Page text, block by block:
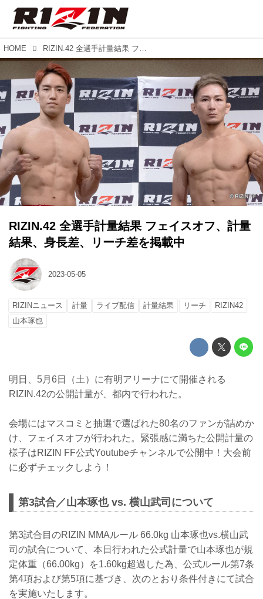
HOME RIZIN.42 全選手計量結果 フェイスオフ、計量結果、身長差、リーチ差を掲載中
RIZIN.42 全選手計量結果 フェイスオフ、計量
結果、身長差、リーチ差を掲載中
2023-05-05
RIZINニュース 計量 ライブ配信 計量結果 リーチ
RIZIN42
山本琢也
明日、5月6日（土）に有明アリーナにて開催される
RIZIN.42の公開計量が、都内で行われた。
会場にはマスコミと抽選で選ばれた80名のファンが詰めか
け、フェイスオフが行われた。緊張感に満ちた公開計量の
様子はRIZIN FF公式Youtubeチャンネルで公開中！大会前
に必ずチェックしよう！
第3試合／山本琢也 vs. 横山武司について
第3試合目のRIZIN MMAルール 66.0kg 山本琢也vs.横山武
司の試合について、本日行われた公式計量で山本琢也が規
定体重（66.00kg）を1.60kg超過した為、公式ルール第7条
第4項および第5項に基づき、次のとおり条件付きにて試合
を実施いたします。